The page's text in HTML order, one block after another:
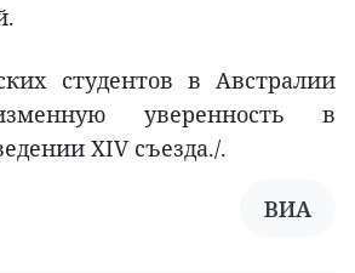
студентов в Австралии
уверенность в
XIV съезда./.
ВИA